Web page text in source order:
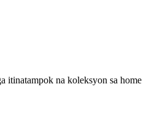
itinatampok na koleksyon sa home